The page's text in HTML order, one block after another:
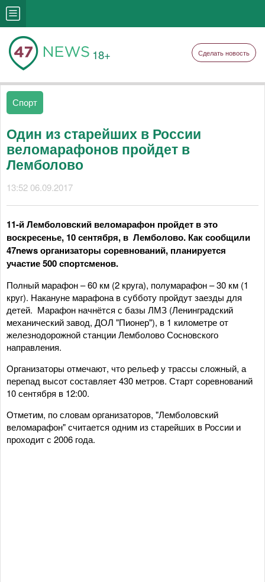
18+ Сделать новость
Спорт
Один из старейших в России
веломарафонов пройдет в
Лемболово
13:52 06.09.2017
11-й Лемболовский веломарафон пройдет в это
воскресенье, 10 сентября, в Лемболово. Как сообщили
47news организаторы соревнований, планируется
участие 500 спортсменов.
Полный марафон – 60 км (2 круга), полумарафон – 30 км (1
круг). Накануне марафона в субботу пройдут заезды для
детей. Марафон начнётся с базы ЛМЗ (Ленинградский
механический завод, ДОЛ "Пионер"), в 1 километре от
железнодорожной станции Лемболово Сосновского
направления.
Организаторы отмечают, что рельеф у трассы сложный, а
перепад высот составляет 430 метров. Старт соревнований
10 сентября в 12:00.
Отметим, по словам организаторов, "Лемболовский
веломарафон" считается одним из старейших в России и
проходит с 2006 года.